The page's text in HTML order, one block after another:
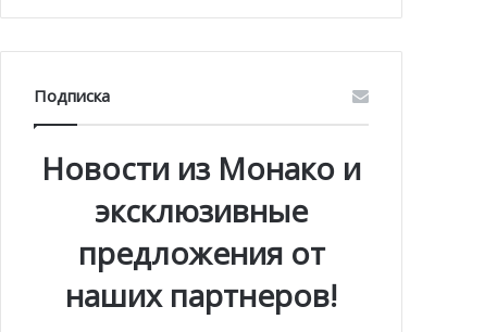
Подписка
Новости из Монако и
эксклюзивные
предложения от
наших партнеров!